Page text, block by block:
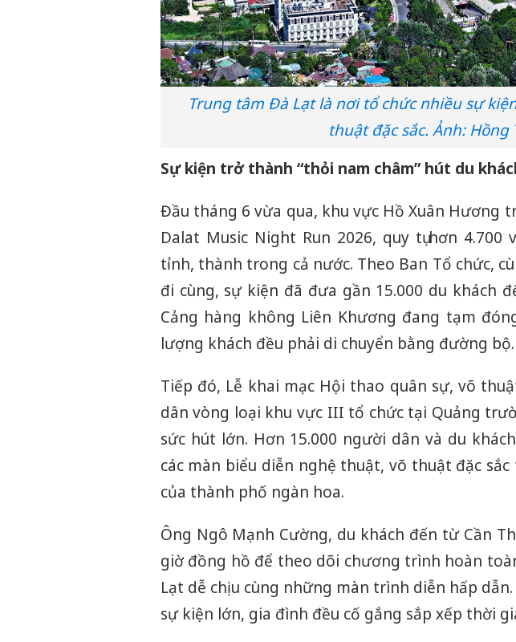
Trung tâm Đà Lạt là nơi tổ chức nhiều sự
thuật đặc sắc. Ảnh: Hồng
Sự kiện trở thành “thỏi nam châm” hút du
Đầu tháng 6 vừa qua, khu vực Hồ Xuân Hương
Dalat Music Night Run 2026, quy tụ hơn
tỉnh, thành trong cả nước. Theo Ban Tổ chức,
đi cùng, sự kiện đã đưa gần 15.000 du khách
Cảng hàng không Liên Khương đang tạm
lượng khách đều phải di chuyển bằng đường bộ.
Tiếp đó, Lễ khai mạc Hội thao quân sự, võ
dân vòng loại khu vực III tổ chức tại Quảng
sức hút lớn. Hơn 15.000 người dân và du
các màn biểu diễn nghệ thuật, võ thuật đặc
của thành phố ngàn hoa.
Ông Ngô Mạnh Cường, du khách đến từ Cần
giờ đồng hồ để theo dõi chương trình hoàn
Lạt dễ chịu cùng những màn trình diễn hấp
sự kiện lớn, gia đình đều cố gắng sắp xếp thời